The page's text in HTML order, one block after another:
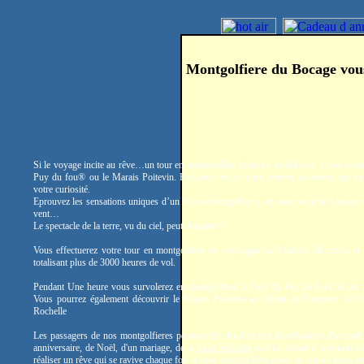
Montgolfiere du Bocage
Si le voyage incite au rêve…un tour en montgolfiere demeure inoubliable. Libre
Puy du fou® ou le Marais Poitevin. Explorez encore cette contrée inconnue, qui en
votre curiosité.
Eprouvez les sensations uniques d’un vol en montgolfiere, en toute sécurité.
vent…
Le spectacle de la terre, vu du ciel, peut démarrer !
Vous effectuerez votre tour en montgolfiere en compagnie de Damien Merceron
totalisant plus de 3000 heures de vol.
Pendant Une heure vous survolerez en montgolfiere le Pays du Puy du Fou ou les
Vous pourrez également découvrir le Marais Poitevin au départ de Fontenay le
Rochelle
Les passagers de nos montgolfieres peuvent être les heureux bénéficiaires d'un
anniversaire, de Noël, d'un mariage, de la Saint Valentin ou d'un départ à la
réaliser un rêve qui se ravive chaque fois qu'une montgolfière passe au dessus leurs